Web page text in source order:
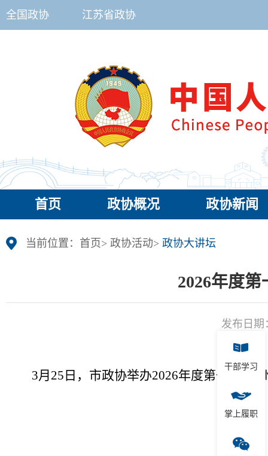
全国政协 江苏省政协
首页 政协概况 政协新闻
当前位置： 首页> 政协活动> 政协大讲坛
2026年度
发布日期
3月 25 日，市政协举办2026年度第一期“苏
干部学习
掌上履职